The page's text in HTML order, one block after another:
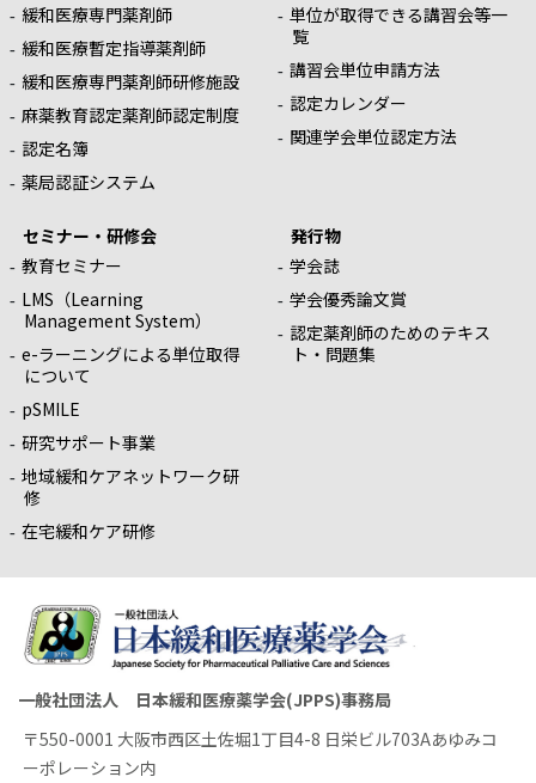
緩和医療専門薬剤師
緩和医療暫定指導薬剤師
緩和医療専門薬剤師研修施設
麻薬教育認定薬剤師認定制度
認定名簿
薬局認証システム
単位が取得できる講習会等一
覧
講習会単位申請方法
認定カレンダー
関連学会単位認定方法
セミナー・研修会
教育セミナー
LMS（Learning
Management System）
e-ラーニングによる単位取得
について
pSMILE
研究サポート事業
地域緩和ケアネットワーク研
修
在宅緩和ケア研修
発行物
学会誌
学会優秀論文賞
認定薬剤師のためのテキス
ト・問題集
一般社団法人 日本緩和医療薬学会(JPPS)事務局
〒550-0001 大阪市西区土佐堀1丁目4-8 日栄ビル703Aあゆみコ
ーポレーション内